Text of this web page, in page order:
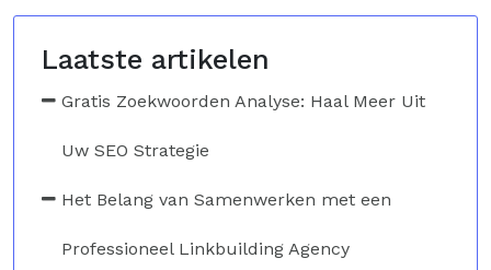
Laatste artikelen
Gratis Zoekwoorden Analyse: Haal Meer Uit
Uw SEO Strategie
Het Belang van Samenwerken met een
Professioneel Linkbuilding Agency